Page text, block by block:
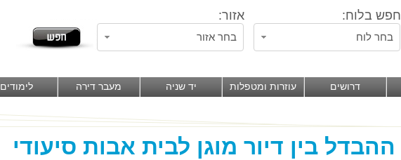
חפש בלוח: אזור:
בחר לוח בחר אזור
דרושים עוזרות ומטפלות יד שניה מעבר דירה לימודים
ההבדל בין דיור מוגן לבית אבות סיעודי